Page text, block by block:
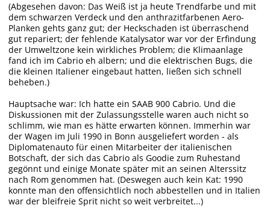
(Abgesehen davon: Das Weiß ist ja heute Trendfarbe und mit
dem schwarzen Verdeck und den anthrazitfarbenen Aero-
Planken gehts ganz gut; der Heckschaden ist überraschend
gut repariert; der fehlende Katalysator war vor der Erfindung
der Umweltzone kein wirkliches Problem; die Klimaanlage
fand ich im Cabrio eh albern; und die elektrischen Bugs, die
die kleinen Italiener eingebaut hatten, ließen sich schnell
beheben.)
Hauptsache war: Ich hatte ein SAAB 900 Cabrio. Und die
Diskussionen mit der Zulassungsstelle waren auch nicht so
schlimm, wie man es hätte erwarten können. Immerhin war
der Wagen im Juli 1990 in Bonn ausgeliefert worden - als
Diplomatenauto für einen Mitarbeiter der italienischen
Botschaft, der sich das Cabrio als Goodie zum Ruhestand
gegönnt und einige Monate später mit an seinen Alterssitz
nach Rom genommen hat. (Deswegen auch kein Kat: 1990
konnte man den offensichtlich noch abbestellen und in Italien
war der bleifreie Sprit nicht so weit verbreitet...)